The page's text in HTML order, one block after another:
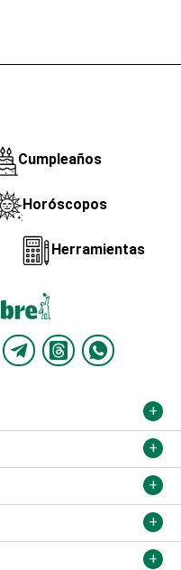
Cumpleaños
Horóscopos
Herramientas